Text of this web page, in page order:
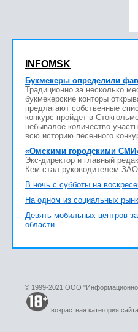
INFOMSK
Букмекеры определили
Традиционно за несколько
букмекерские конторы
предлагают собственные
конкурс пройдет в
небывалое количество
всю историю песенного
«Омскими городскими
Экс-директор и главный
Кем стал руководителем
В ночь с субботы на
На одном из социальных
Девять мобильных центров
области
© 1999-2021 ООО
возрастная категория сайта